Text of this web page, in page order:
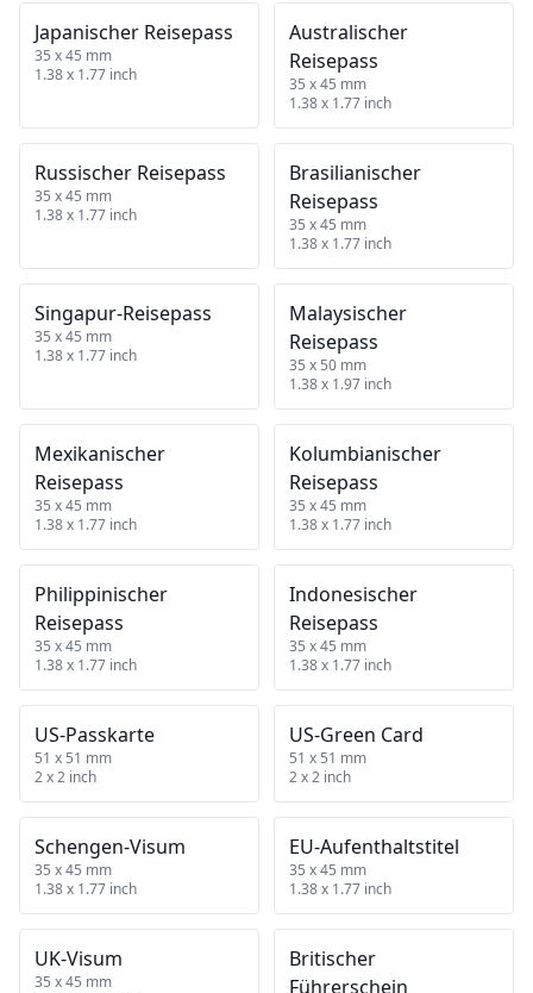
Japanischer Reisepass
35 x 45 mm
1.38 x 1.77 inch
Australischer
Reisepass
35 x 45 mm
1.38 x 1.77 inch
Russischer Reisepass
35 x 45 mm
1.38 x 1.77 inch
Brasilianischer
Reisepass
35 x 45 mm
1.38 x 1.77 inch
Singapur‑Reisepass
35 x 45 mm
1.38 x 1.77 inch
Malaysischer
Reisepass
35 x 50 mm
1.38 x 1.97 inch
Mexikanischer
Reisepass
35 x 45 mm
1.38 x 1.77 inch
Kolumbianischer
Reisepass
35 x 45 mm
1.38 x 1.77 inch
Philippinischer
Reisepass
35 x 45 mm
1.38 x 1.77 inch
Indonesischer
Reisepass
35 x 45 mm
1.38 x 1.77 inch
US‑Passkarte
51 x 51 mm
2 x 2 inch
US‑Green Card
51 x 51 mm
2 x 2 inch
Schengen‑Visum
35 x 45 mm
1.38 x 1.77 inch
EU‑Aufenthaltstitel
35 x 45 mm
1.38 x 1.77 inch
UK‑Visum
35 x 45 mm
Britischer
Führerschein